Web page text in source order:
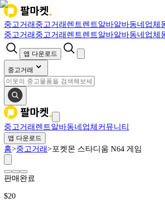
중고거래 중고거래 렌트렌트알바알바동네업체
중고거래 중고거래 렌트렌트알바알바동네업체
앱 다운로드
중고거래
중고거래 렌트알바동네업체 커뮤니티
앱 다운로드
홈>중고거래>포켓몬 스타디움 N64 게임
판매완료
$20